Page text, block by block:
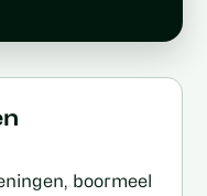
boormeel